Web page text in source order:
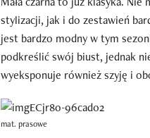
stylizacji, jak i do zestawień
jest bardzo modny w tym
podkreślić swój biust, jednak
wyeksponuje również szyję i
mat. prasowe